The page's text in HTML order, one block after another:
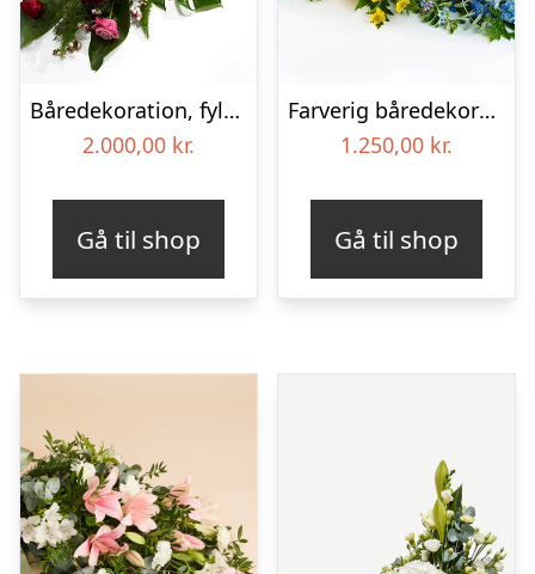
Båredekoration, fyldig – Blomster til begravelse
2.000,00 kr.
Gå til shop
Farverig båredekoration i gul og blå – Blomster til begravelse
1.250,00 kr.
Gå til shop